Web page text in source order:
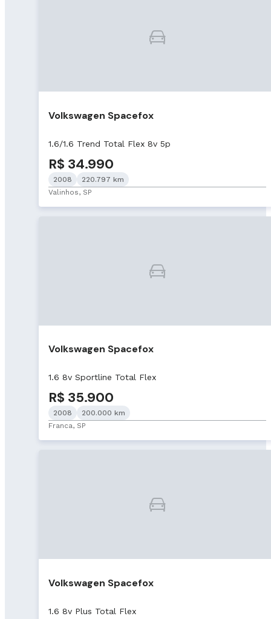
Volkswagen Spacefox
1.6/1.6 Trend Total Flex 8v 5p
R$ 34.990
2008
220.797 km
Valinhos, SP
Volkswagen Spacefox
1.6 8v Sportline Total Flex
R$ 35.900
2008
200.000 km
Franca, SP
Volkswagen Spacefox
1.6 8v Plus Total Flex